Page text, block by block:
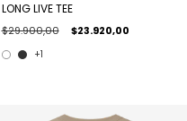
LONG LIVE TEE
$29.900,00 $23.920,00
+1